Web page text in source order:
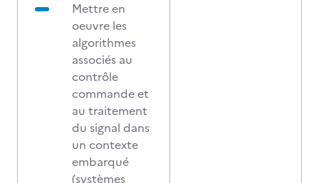
Mettre en
oeuvre les
algorithmes
associés au
contrôle
commande et
au traitement
du signal dans
un contexte
embarqué
(systèmes